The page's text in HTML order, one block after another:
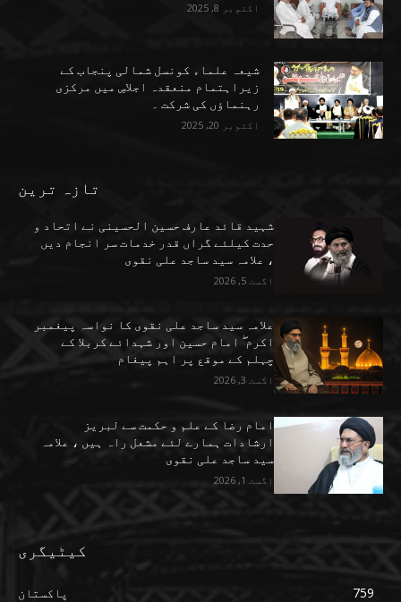
اکتوبر 8, 2025
شیعہ علماء کونسل شمالی پنجاب کے
زیراہتمام منعقدہ اجلاسِ میں مرکزی
رہنماؤں کی شرکت ۔
اکتوبر 20, 2025
تازہ ترین
شہید قائد عارف حسین الحسینی نے اتحاد و
حدت کیلئے گراں قدر خدمات سر انجام دیں
، علامہ سید ساجد علی نقوی
اگست 5, 2026
علامہ سید ساجد علی نقوی کا نواسہ پیغمبر
اکرم ۖ امام حسین اور شہدائے کربلا کے
چہلم کے موقع پر اہم پیغام
اگست 3, 2026
امام رضا کے علم و حکمت سے لبریز
ارشادات ہمارے لئے مشعل راہ ہیں ، علامہ
سید ساجد علی نقوی
اگست 1, 2026
کیٹیگری
پاکستان
759